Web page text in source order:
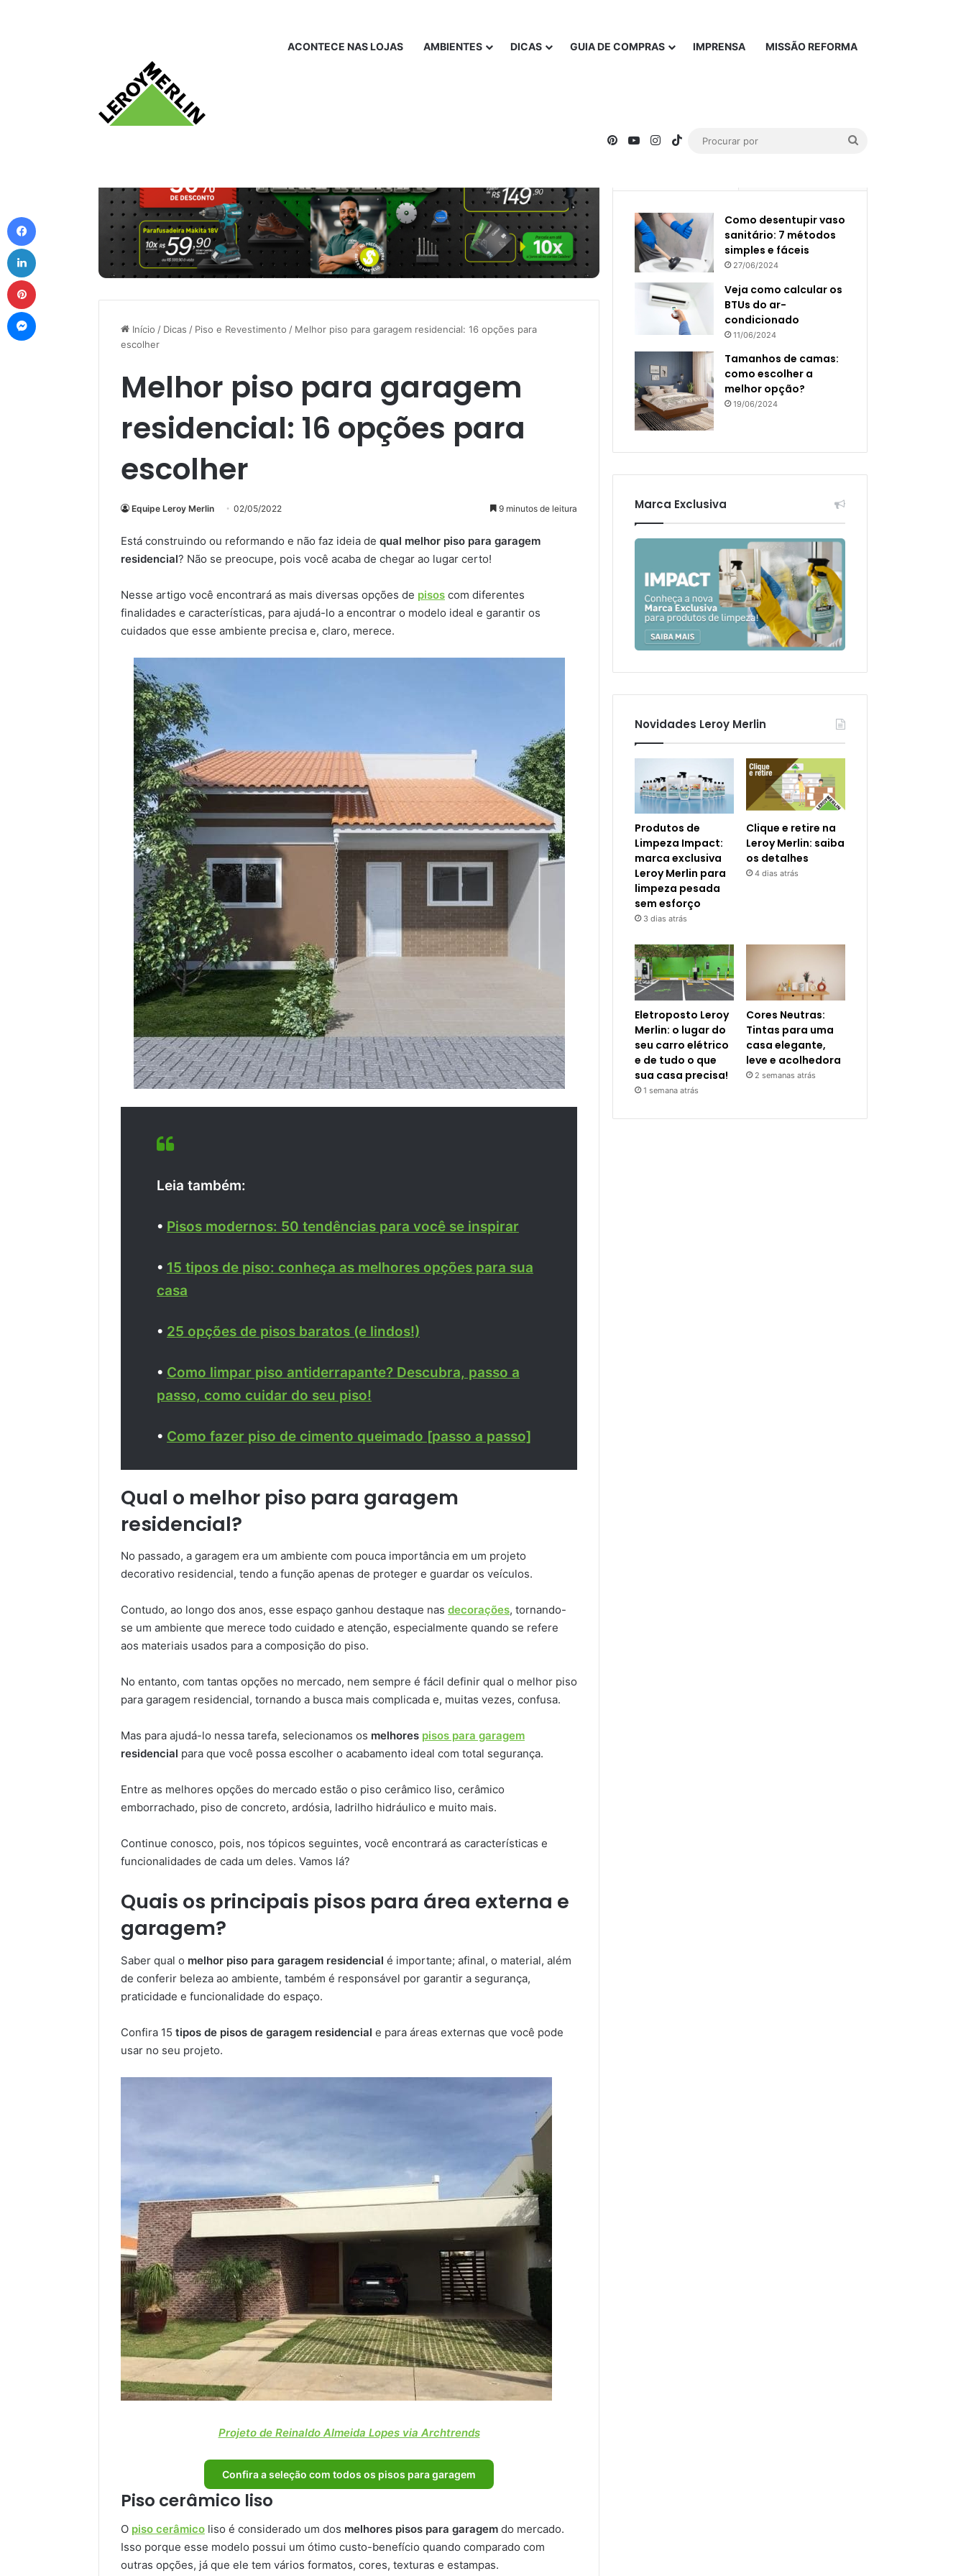
ACONTECE NAS LOJAS AMBIENTES DICAS GUIA DE COMPRAS IMPRENSA MISSÃO REFORMA
PinterestYouTubeInstagram
TikTok
Início / Dicas / Piso e Revestimento / Melhor piso para garagem residencial: 16 opções para
escolher
Melhor piso para garagem
residencial: 16 opções para
escolher
Equipe Leroy Merlin 02/05/2022 9 minutos de leitura
Está construindo ou reformando e não faz ideia de qual melhor piso para garagem
residencial? Não se preocupe, pois você acaba de chegar ao lugar certo!
Nesse artigo você encontrará as mais diversas opções de pisos com diferentes
finalidades e características, para ajudá-lo a encontrar o modelo ideal e garantir os
cuidados que esse ambiente precisa e, claro, merece.
Leia também:
• Pisos modernos: 50 tendências para você se inspirar
• 15 tipos de piso: conheça as melhores opções para sua
casa
• 25 opções de pisos baratos (e lindos!)
• Como limpar piso antiderrapante? Descubra, passo a
passo, como cuidar do seu piso!
• Como fazer piso de cimento queimado [passo a passo]
Qual o melhor piso para garagem
residencial?
No passado, a garagem era um ambiente com pouca importância em um projeto
decorativo residencial, tendo a função apenas de proteger e guardar os veículos.
Contudo, ao longo dos anos, esse espaço ganhou destaque nas decorações, tornando-
se um ambiente que merece todo cuidado e atenção, especialmente quando se refere
aos materiais usados para a composição do piso.
No entanto, com tantas opções no mercado, nem sempre é fácil definir qual o melhor piso
para garagem residencial, tornando a busca mais complicada e, muitas vezes, confusa.
Mas para ajudá-lo nessa tarefa, selecionamos os melhores pisos para garagem
residencial para que você possa escolher o acabamento ideal com total segurança.
Entre as melhores opções do mercado estão o piso cerâmico liso, cerâmico
emborrachado, piso de concreto, ardósia, ladrilho hidráulico e muito mais.
Continue conosco, pois, nos tópicos seguintes, você encontrará as características e
funcionalidades de cada um deles. Vamos lá?
Quais os principais pisos para área externa e
garagem?
Saber qual o melhor piso para garagem residencial é importante; afinal, o material, além
de conferir beleza ao ambiente, também é responsável por garantir a segurança,
praticidade e funcionalidade do espaço.
Confira 15 tipos de pisos de garagem residencial e para áreas externas que você pode
usar no seu projeto.
Projeto de Reinaldo Almeida Lopes via Archtrends
Confira a seleção com todos os pisos para garagem
Piso cerâmico liso
O piso cerâmico liso é considerado um dos melhores pisos para garagem do mercado.
Isso porque esse modelo possui um ótimo custo-benefício quando comparado com
outras opções, já que ele tem vários formatos, cores, texturas e estampas.
Como desentupir vaso
sanitário: 7 métodos
simples e fáceis
27/06/2024
Veja como calcular os
BTUs do ar-
condicionado
11/06/2024
Tamanhos de camas:
como escolher a
melhor opção?
19/06/2024
Marca Exclusiva
Novidades Leroy Merlin
Produtos de
Limpeza Impact:
marca exclusiva
Leroy Merlin para
limpeza pesada
sem esforço
3 dias atrás
Clique e retire na
Leroy Merlin: saiba
os detalhes
4 dias atrás
Eletroposto Leroy
Merlin: o lugar do
seu carro elétrico
e de tudo o que
sua casa precisa!
1 semana atrás
Cores Neutras:
Tintas para uma
casa elegante,
leve e acolhedora
2 semanas atrás